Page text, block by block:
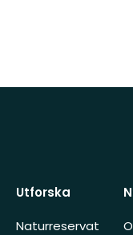
Utforska
Naturreservat